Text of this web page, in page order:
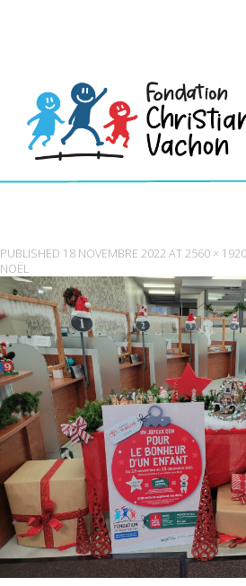
PUBLISHED 18 NOVEMBRE 2022 AT2560 × 1920
NOËL